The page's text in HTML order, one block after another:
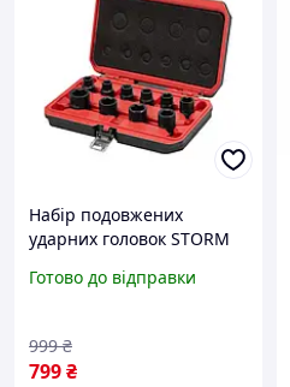
Набір подовжених
ударних головок STORM
10 од 10-24 мм Cr-Mo
Готово до відправки
799₴
999 ₴